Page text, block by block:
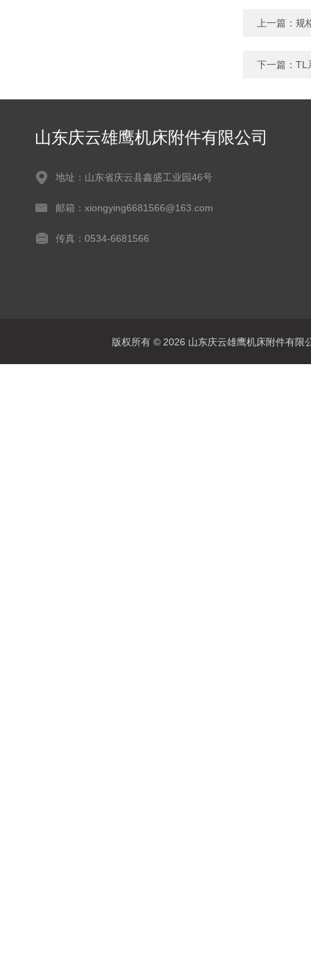
上一篇： 规
下一篇： TL
山东庆云雄鹰机床附件有限公司
地址：山东省庆云县鑫盛工业园46号
邮箱：xiongying6681566@163.com
传真：0534-6681566
版权所有 © 2026 山东庆云雄鹰机床附件有